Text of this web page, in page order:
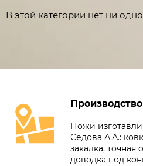
В этой категории нет ни
Ножи
Седова А.А.:
закалка, точная
доводка под